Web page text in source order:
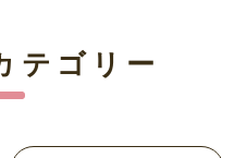
テゴリー